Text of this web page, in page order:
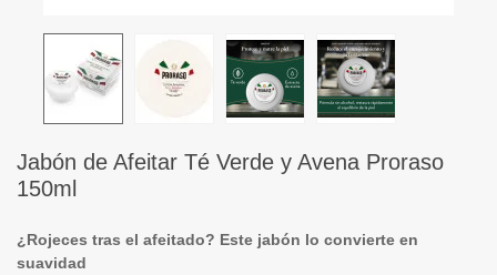
Jabón de Afeitar Té Verde y Avena Proraso
150ml
¿Rojeces tras el afeitado? Este jabón lo convierte en
suavidad